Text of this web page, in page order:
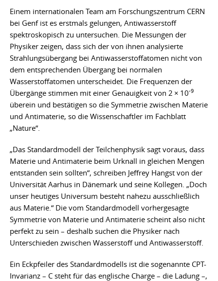
Einem internationalen Team am Forschungszentrum CERN
bei Genf ist es erstmals gelungen, Antiwasserstoff
spektroskopisch zu untersuchen. Die Messungen der
Physiker zeigen, dass sich der von ihnen analysierte
Strahlungsübergang bei Antiwasserstoffatomen nicht von
dem entsprechenden Übergang bei normalen
Wasserstoffatomen unterscheidet. Die Frequenzen der
Übergänge stimmen mit einer Genauigkeit von 2 × 10-9
überein und bestätigen so die Symmetrie zwischen Materie
und Antimaterie, so die Wissenschaftler im Fachblatt
„Nature“.
„Das Standardmodell der Teilchenphysik sagt voraus, dass
Materie und Antimaterie beim Urknall in gleichen Mengen
entstanden sein sollten“, schreiben Jeffrey Hangst von der
Universität Aarhus in Dänemark und seine Kollegen. „Doch
unser heutiges Universum besteht nahezu ausschließlich
aus Materie.“ Die vom Standardmodell vorhergesagte
Symmetrie von Materie und Antimaterie scheint also nicht
perfekt zu sein – deshalb suchen die Physiker nach
Unterschieden zwischen Wasserstoff und Antiwasserstoff.
Ein Eckpfeiler des Standardmodells ist die sogenannte CPT-
Invarianz – C steht für das englische Charge – die Ladung –,